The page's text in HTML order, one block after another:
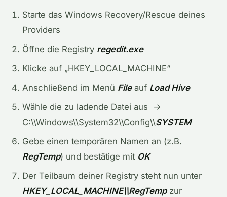
Starte das Windows Recovery/Rescue deines
Providers
Öffne die Registry regedit.exe
Klicke auf „HKEY_LOCAL_MACHINE“
Anschließend im Menü Fileauf Load Hive
Wähle die zu ladende Datei aus ->
C:\\Windows\\System32\\Config\\SYSTEM
Gebe einen temporären Namen an (z.B.
RegTemp) und bestätige mit OK
Der Teilbaum deiner Registry steht nun unter
HKEY_LOCAL_MACHINE\\RegTempzur